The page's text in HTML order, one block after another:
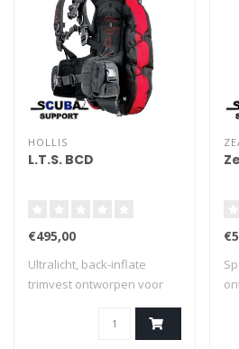
HOLLIS
L.T.S. BCD
€495,00
Ultralicht, back-inflate
trimvest ontworpen voor